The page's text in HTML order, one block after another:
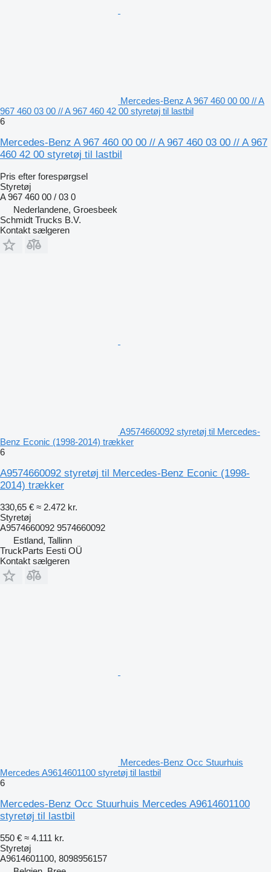
Mercedes-Benz A 967 460 00 00 // A
967 460 03 00 // A 967 460 42 00 styretøj til lastbil
6
Mercedes-Benz A 967 460 00 00 // A 967 460 03 00 // A 967
460 42 00 styretøj til lastbil
Pris efter forespørgsel
Styretøj
A 967 460 00 / 03 0
Nederlandene, Groesbeek
Schmidt Trucks B.V.
Kontakt sælgeren
A9574660092 styretøj til Mercedes-
Benz Econic (1998-2014) trækker
6
A9574660092 styretøj til Mercedes-Benz Econic (1998-
2014) trækker
330,65 € ≈ 2.472 kr.
Styretøj
A9574660092 9574660092
Estland, Tallinn
TruckParts Eesti OÜ
Kontakt sælgeren
Mercedes-Benz Occ Stuurhuis
Mercedes A9614601100 styretøj til lastbil
6
Mercedes-Benz Occ Stuurhuis Mercedes A9614601100
styretøj til lastbil
550 € ≈ 4.111 kr.
Styretøj
A9614601100, 8098956157